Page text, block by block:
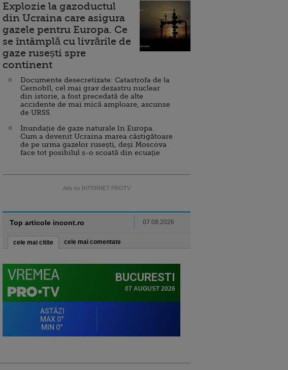
Explozie la gazoductul
din Ucraina care asigura
gazele pentru Europa. Ce
se întâmplă cu livrările de
gaze rusești spre
continent
Documente desecretizate: Catastrofa de la
Cernobîl, cel mai grav dezastru nuclear
din istorie, a fost precedată de alte
accidente de mai mică amploare, ascunse
de URSS
Inundație de gaze naturale în Europa.
Cum a devenit Ucraina marea câștigătoare
de pe urma gazelor rusești, deși Moscova
face tot posibilul s-o scoată din ecuație
Ads by INTERNET PROTV
Top articole incont.ro 07.08.2026
cele mai citite cele mai comentate